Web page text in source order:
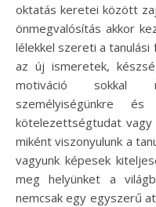
oktatás keretei között
önmegvalósítás akkor
lélekkel szereti a
az új ismeretek,
motiváció sokkal
személyiségünkre
kötelezettségtudat vagy
miként viszonyulunk a
vagyunk képesek
meg helyünket a
nemcsak egy egyszerű